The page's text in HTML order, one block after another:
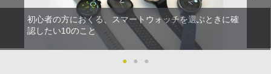
初心者の方におくる、スマートウォッチを選ぶときに確
認したい10のこと
● ● ●